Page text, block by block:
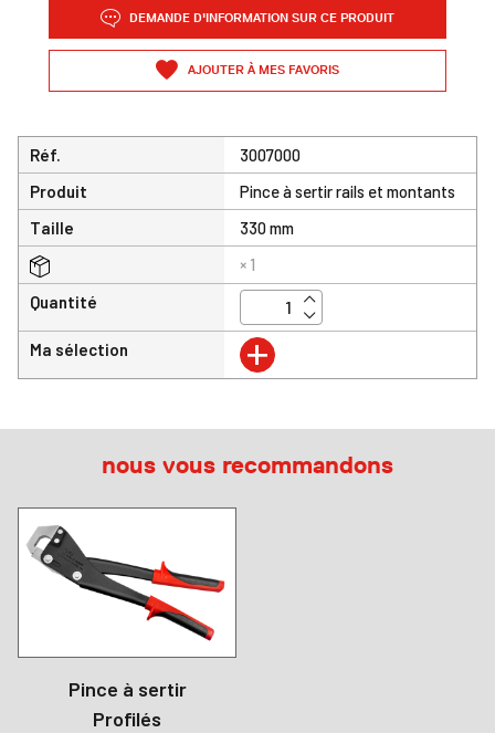
DEMANDE D'INFORMATION SUR CE PRODUIT
AJOUTER À MES FAVORIS
Réf.
3007000
Produit
Pince à sertir rails et montants
Taille
330 mm
× 1
Quantité
Ma sélection +
nous vous recommandons
Pince à sertir
Profilés